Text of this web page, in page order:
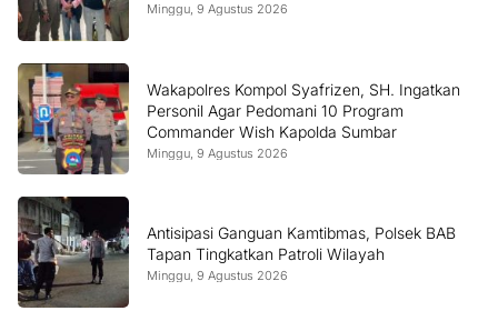
Minggu, 9 Agustus 2026
Wakapolres Kompol Syafrizen, SH. Ingatkan
Personil Agar Pedomani 10 Program
Commander Wish Kapolda Sumbar
Minggu, 9 Agustus 2026
Antisipasi Ganguan Kamtibmas, Polsek BAB
Tapan Tingkatkan Patroli Wilayah
Minggu, 9 Agustus 2026